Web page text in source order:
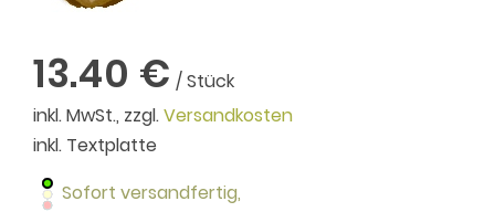
13.40 € / Stück
inkl. MwSt., zzgl.Versandkosten
inkl. Textplatte
Sofort versandfertig,